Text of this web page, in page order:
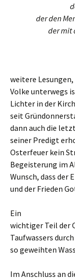
der den
der mit
weitere
Volke unterwegs
Lichter in der
seit
dann auch die
seiner Predigt
Osterfeuer kein
Begeisterung im
Wunsch, dass der
und der Frieden
Ein
wichtiger Teil der
Taufwassers
so geweihten
Im Anschluss an